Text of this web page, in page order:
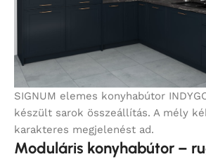
SIGNUM elemes konyhabútor
készült sarok összeállítás. A mély
karakteres megjelenést ad.
Moduláris konyhabútor –